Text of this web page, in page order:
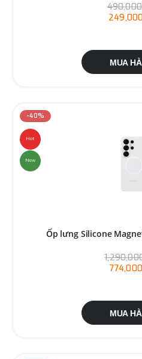
MUA
-40%
Hot
New
Ốp lưng Silicone
MUA